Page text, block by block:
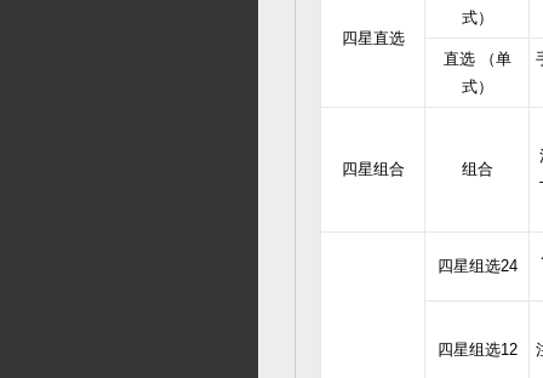
四星直选
式）
直选 （单
式）
四星组合 组合
四星组选24
四星组选12